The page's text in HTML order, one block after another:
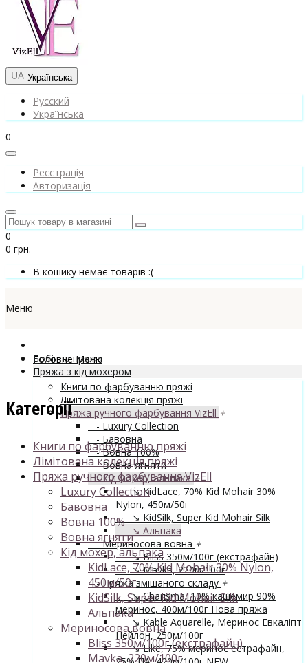
Українська
Русский
Українська
0
Реєстрація
Авторизація
0
0 грн.
В кошику немає товарів :(
Меню
Головне Меню
Книги по фарбуванню пряжі
Лімітована колекція пряжі
Пряжа ручного фарбування VizEll +
- Luxury Collection
- Бавовна
- Вовна 100%
- Вовна ягняти
- Кід мохер, альпака+
↘ KidLace, 70% Kid Mohair 30%
Nylon, 450м/50г
↘ KidSilk, Super Kid Mohair Silk
↘ Альпака
- Мериносова вовна +
↘ Bliss 350м/100г (екстрафайн)
↘ Mavka, 220м/100г
- Пряжа змішаного складу +
↘ Charisma, 10% кашемир 90%
меринос, 400м/100г Нова пряжа
↘ Kable Aquarelle, Меринос Евкаліпт
Нейлон, 250м/100г
↘ Like, 75% меринос естрафайн,
Бобінна пряжа
Пряжа з кід мохером
Категорії
Книги по фарбуванню пряжі
Лімітована колекція пряжі
Пряжа ручного фарбування VizEll
Luxury Collection
Бавовна
Вовна 100%
Вовна ягняти
Кід мохер, альпака
KidLace, 70% Kid Mohair 30% Nylon,
450м/50г
KidSilk, Super Kid Mohair Silk
Альпака
Мериносова вовна
Bliss 350м/100г (екстрафайн)
Mavka, 220м/100г